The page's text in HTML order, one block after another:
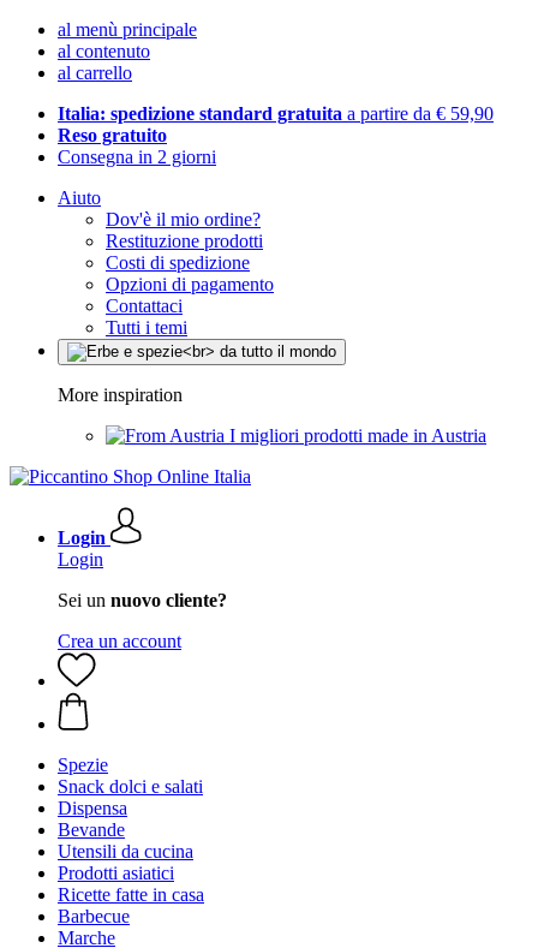
al menù principale
al contenuto
al carrello
Italia: spedizione standard gratuita a partire da € 59,90
Reso gratuito
Consegna in 2 giorni
Aiuto
Dov'è il mio ordine?
Restituzione prodotti
Costi di spedizione
Opzioni di pagamento
Contattaci
Tutti i temi
More inspiration
I migliori prodotti made in Austria
Login
Login
Sei un nuovo cliente?
Crea un account
Spezie
Snack dolci e salati
Dispensa
Bevande
Utensili da cucina
Prodotti asiatici
Ricette fatte in casa
Barbecue
Marche